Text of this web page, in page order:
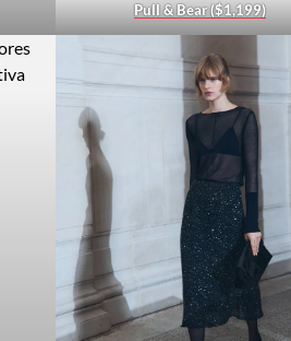
Pull & Bear ($1,199)